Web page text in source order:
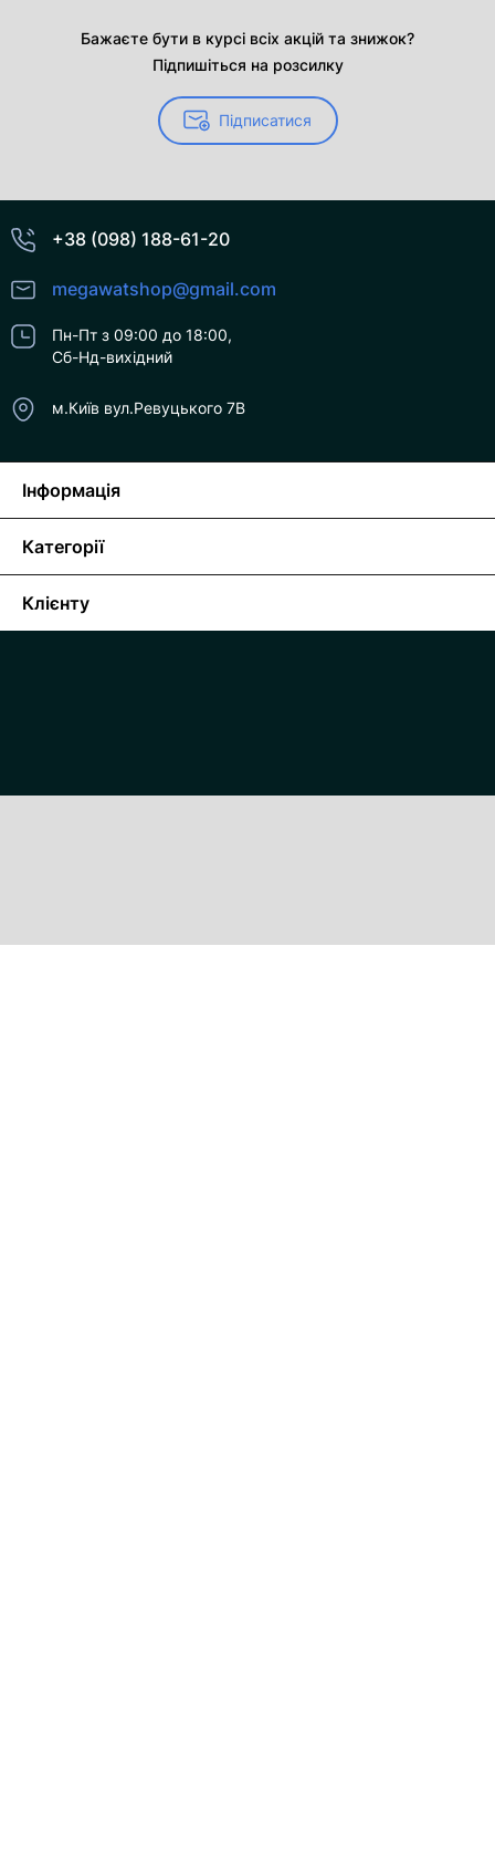
Бажаєте бути в курсі всіх акцій та знижок?
Підпишіться на розсилку
Підписатися
+38 (098) 188-61-20
megawatshop@gmail.com
Пн-Пт з 09:00 до 18:00,
Сб-Нд-вихідний
м.Київ вул.Ревуцького 7В
Інформація
Категорії
Клієнту